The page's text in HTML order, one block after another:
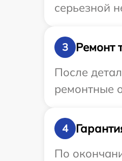
серьезной
3
Ремонт
После
ремонтные
4
По